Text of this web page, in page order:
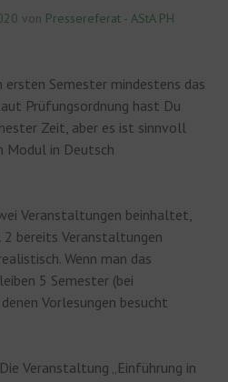
von Pressereferat - AStA PH
Semester mindestens das
Prüfungsordnung hast Du
Zeit, aber es ist sinnvoll
Modul in Deutsch
Veranstaltungen beinhaltet,
bereits Veranstaltungen
Wenn man das
5 Semester (bei
Vorlesungen besucht
Veranstaltung „Einführung in